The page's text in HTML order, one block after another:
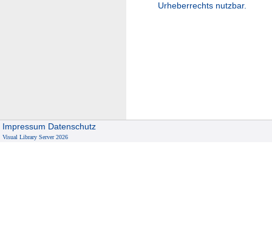
Urheberrechts nutzbar.
Impressum Datenschutz
Visual Library Server 2026